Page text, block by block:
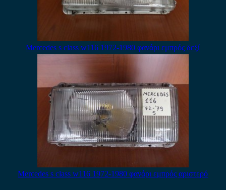
Mercedes s class w116 1972-1980 φανάρι εμπρός δεξί
Mercedes s class w116 1972-1980 φανάρι εμπρός αριστερό